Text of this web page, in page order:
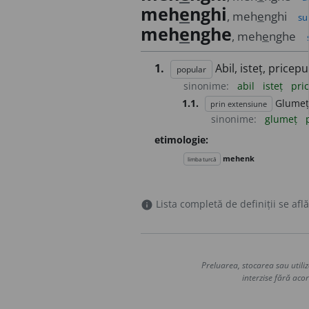
mehenghi, mehenghi
mehenghe, mehenghe
1. popular Abil, isteț, priceput.
sinonime: abil isteț
1.1.
prin extensiune
sinonime:
glumeț
etimologie:
limba turcă mehenk
info Lista completă de definiții se
Preluarea, stocarea sau
interzise fără